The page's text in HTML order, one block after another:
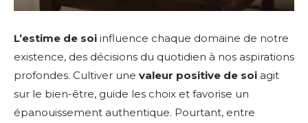
L’estime de soi influence chaque domaine de notre
existence, des décisions du quotidien à nos aspirations
profondes. Cultiver une valeur positive de soi agit
sur le bien-être, guide les choix et favorise un
épanouissement authentique. Pourtant, entre